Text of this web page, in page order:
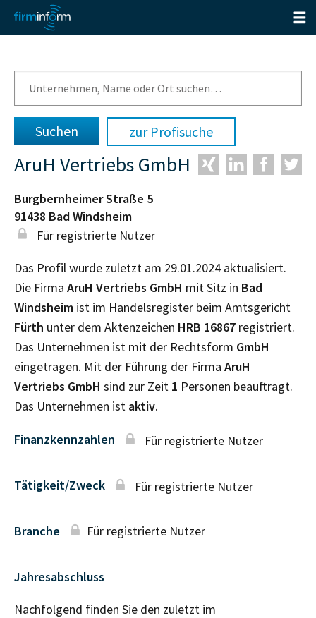
zur Profisuche
AruH Vertriebs GmbH
Burgbernheimer Straße 5
91438 Bad Windsheim
Für registrierte Nutzer
Das Profil wurde zuletzt am 29.01.2024 aktualisiert.
Die Firma AruH Vertriebs GmbH mit Sitz in Bad
Windsheim ist im Handelsregister beim Amtsgericht
Fürth unter dem Aktenzeichen HRB 16867 registriert.
Das Unternehmen ist mit der Rechtsform GmbH
eingetragen. Mit der Führung der Firma AruH
Vertriebs GmbH sind zur Zeit 1 Personen beauftragt.
Das Unternehmen ist aktiv.
Finanzkennzahlen Für registrierte Nutzer
Tätigkeit/Zweck Für registrierte Nutzer
Branche Für registrierte Nutzer
Jahresabschluss
Nachfolgend finden Sie den zuletzt im